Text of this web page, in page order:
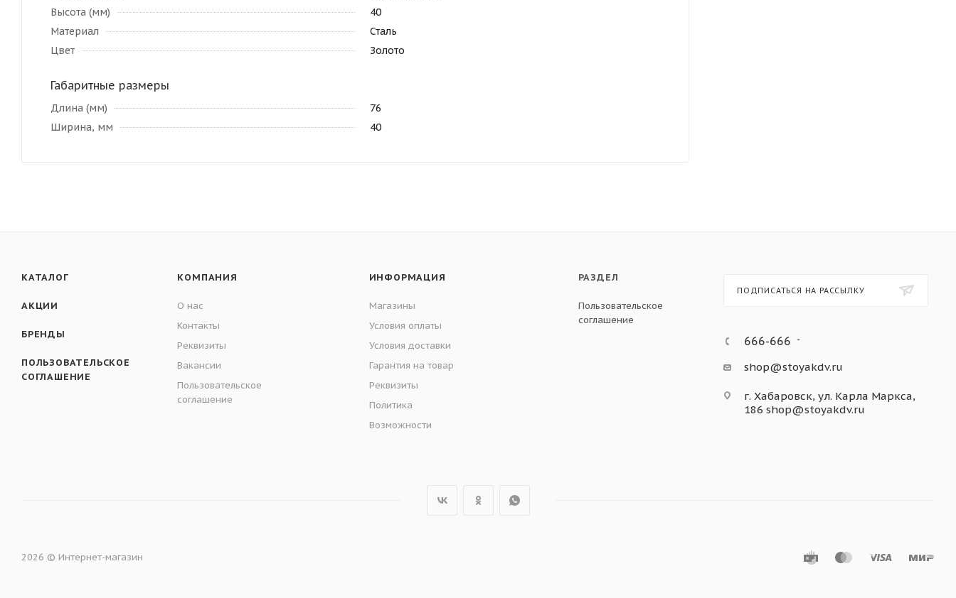
Высота (мм)
40
Материал
Сталь
Цвет
Золото
Габаритные размеры
Длина (мм)
76
Ширина, мм
40
КАТАЛОГ
АКЦИИ
БРЕНДЫ
ПОЛЬЗОВАТЕЛЬСКОЕ
СОГЛАШЕНИЕ
КОМПАНИЯ
О нас
Контакты
Реквизиты
Вакансии
Пользовательское
соглашение
ИНФОРМАЦИЯ
Магазины
Условия оплаты
Условия доставки
Гарантия на товар
Реквизиты
Политика
Возможности
РАЗДЕЛ
Пользовательское
соглашение
ПОДПИСАТЬСЯ НА РАССЫЛКУ
666-666
shop@stoyakdv.ru
г. Хабаровск, ул. Карла Маркса,
186 shop@stoyakdv.ru
2026 © Интернет-магазин